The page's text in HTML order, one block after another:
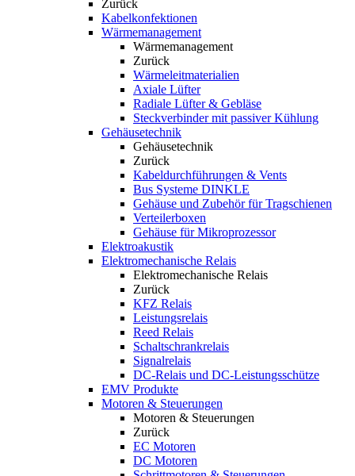
Zurück
Kabelkonfektionen
Wärmemanagement
Wärmemanagement
Zurück
Wärmeleitmaterialien
Axiale Lüfter
Radiale Lüfter & Gebläse
Steckverbinder mit passiver Kühlung
Gehäusetechnik
Gehäusetechnik
Zurück
Kabeldurchführungen & Vents
Bus Systeme DINKLE
Gehäuse und Zubehör für Tragschienen
Verteilerboxen
Gehäuse für Mikroprozessor
Elektroakustik
Elektromechanische Relais
Elektromechanische Relais
Zurück
KFZ Relais
Leistungsrelais
Reed Relais
Schaltschrankrelais
Signalrelais
DC-Relais und DC-Leistungsschütze
EMV Produkte
Motoren & Steuerungen
Motoren & Steuerungen
Zurück
EC Motoren
DC Motoren